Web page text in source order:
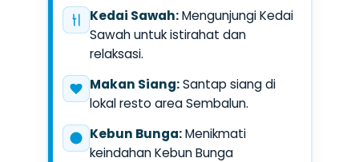
Kedai Sawah:Mengunjungi Kedai
Sawah untuk istirahat dan
relaksasi.
Makan Siang:Santap siang di
lokal resto area Sembalun.
Kebun Bunga:Menikmati
keindahan Kebun Bunga